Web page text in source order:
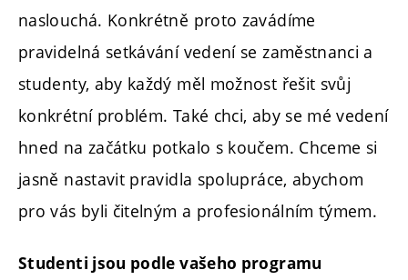
naslouchá. Konkrétně proto zavádíme
pravidelná setkávání vedení se zaměstnanci a
studenty, aby každý měl možnost řešit svůj
konkrétní problém. Také chci, aby se mé vedení
hned na začátku potkalo s koučem. Chceme si
jasně nastavit pravidla spolupráce, abychom
pro vás byli čitelným a profesionálním týmem.
Studenti jsou podle vašeho programu